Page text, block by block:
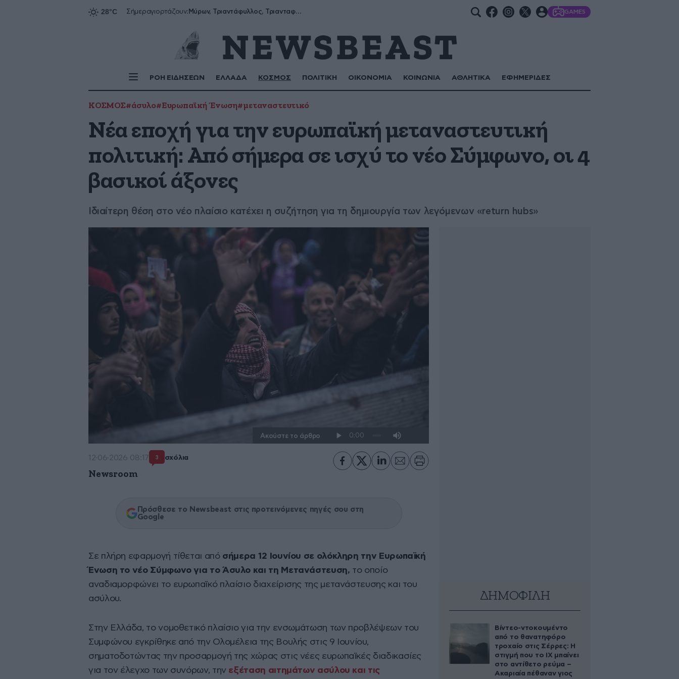
Σήμεραγιορτάζουν: Μύρων, Τριαντάφυλλος, Τριανταφυλλιά, Φυλλιώ, Ρόζα GAMES
ΡΟΗ ΕΙΔΗΣΕΩΝ ΕΛΛΑΔΑ ΚΟΣΜΟΣ ΠΟΛΙΤΙΚΗ ΟΙΚΟΝΟΜΙΑ ΚΟΙΝΩΝΙΑ ΑΘΛΗΤΙΚΑ ΕΦΗΜΕΡΙΔΕΣ
ΚΟΣΜΟΣ#άσυλο#Ευρωπαϊκή Ένωση#μεταναστευτικό
Νέα εποχή για την ευρωπαϊκή μεταναστευτική
πολιτική: Από σήμερα σε ισχύ το νέο Σύμφωνο, οι 4
βασικοί άξονες
Ιδιαίτερη θέση στο νέο πλαίσιο κατέχει η συζήτηση για τη δημιουργία των λεγόμενων «return hubs»
Ακούστε το άρθρο
12·06·2026 08:17 3 σχόλια
Newsroom
Πρόσθεσε το Newsbeast στις προτεινόμενες πηγές σου στη
Google
Σε πλήρη εφαρμογή τίθεται από σήμερα 12 Ιουνίου σε ολόκληρη την Ευρωπαϊκή
Ένωση το νέο Σύμφωνο για το Άσυλο και τη Μετανάστευση, το οποίο
αναδιαμορφώνει το ευρωπαϊκό πλαίσιο διαχείρισης της μετανάστευσης και του
ασύλου.
Στην Ελλάδα, το νομοθετικό πλαίσιο για την ενσωμάτωση των προβλέψεων του
Συμφώνου εγκρίθηκε από την Ολομέλεια της Βουλής στις 9 Ιουνίου,
σηματοδοτώντας την προσαρμογή της χώρας στις νέες ευρωπαϊκές διαδικασίες
για τον έλεγχο των συνόρων, την εξέταση αιτημάτων ασύλου και τις
ΔΗΜΟΦΙΛΗ
Βίντεο-ντοκουμέντο
από το θανατηφόρο
τροχαίο στις Σέρρες: Η
στιγμή που το ΙΧ μπαίνει
στο αντίθετο ρεύμα –
Ακαριαία πέθαναν γιος